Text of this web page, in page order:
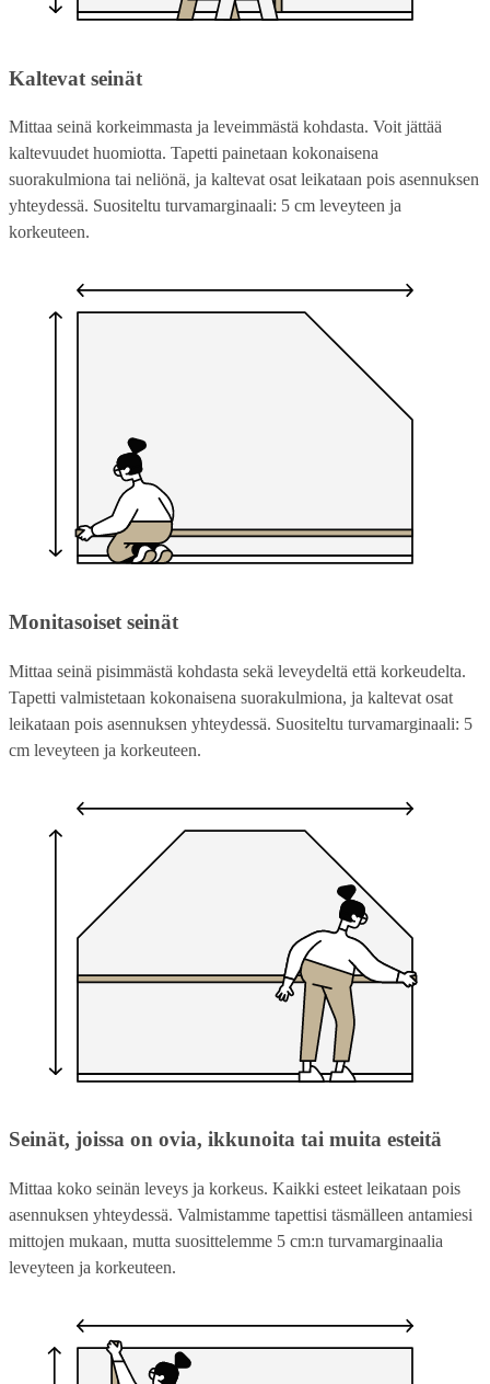
Kaltevat seinät
Mittaa seinä korkeimmasta ja leveimmästä kohdasta. Voit jättää
kaltevuudet huomiotta. Tapetti painetaan kokonaisena
suorakulmiona tai neliönä, ja kaltevat osat leikataan pois asennuksen
yhteydessä. Suositeltu turvamarginaali: 5 cm leveyteen ja
korkeuteen.
Monitasoiset seinät
Mittaa seinä pisimmästä kohdasta sekä leveydeltä että korkeudelta.
Tapetti valmistetaan kokonaisena suorakulmiona, ja kaltevat osat
leikataan pois asennuksen yhteydessä. Suositeltu turvamarginaali: 5
cm leveyteen ja korkeuteen.
Seinät, joissa on ovia, ikkunoita tai muita esteitä
Mittaa koko seinän leveys ja korkeus. Kaikki esteet leikataan pois
asennuksen yhteydessä. Valmistamme tapettisi täsmälleen antamiesi
mittojen mukaan, mutta suosittelemme 5 cm:n turvamarginaalia
leveyteen ja korkeuteen.